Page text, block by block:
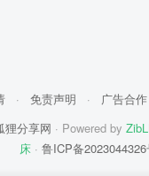
· 免责声明 · 广告合作
狸分享网 · Powered by
床 · 鲁ICP备